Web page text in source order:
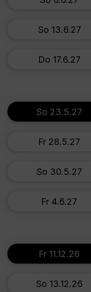
So 13.6.27
Do 17.6.27
So 23.5.27
Fr 28.5.27
So 30.5.27
Fr 4.6.27
Fr 11.12.26
So 13.12.26